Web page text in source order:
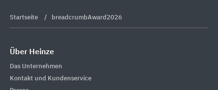
Startseite breadcrumbAward2026
Über Heinze
Das Unternehmen
Kontakt und Kundenservice